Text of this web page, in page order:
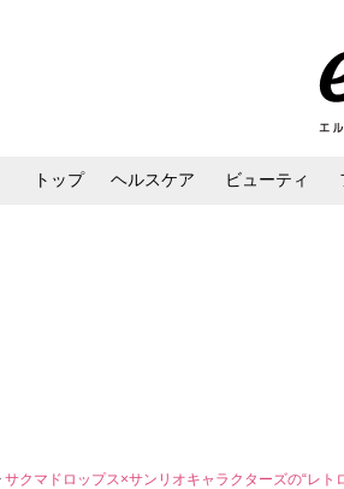
トップ ヘルスケア ビューティ
サクマドロップス×サンリオキャラクターズの“レ